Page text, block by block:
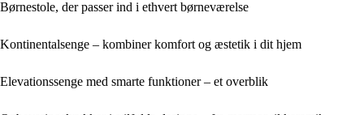
Børnestole, der passer ind i ethvert børneværelse
Kontinentalsenge – kombiner komfort og æstetik i dit hjem
Elevationssenge med smarte funktioner – et overblik